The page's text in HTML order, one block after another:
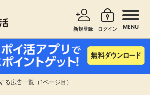
新規登録 ログイン MENU
る広告一覧（1ページ目）
探す ショッピングで探す